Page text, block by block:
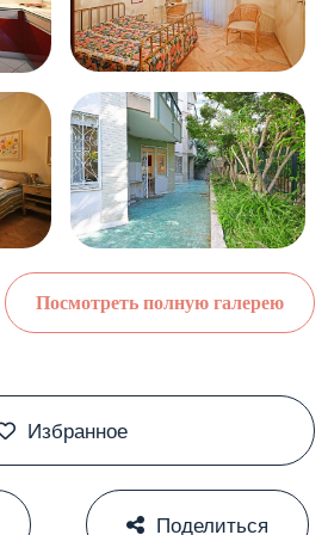
Посмотреть полную галерею
Избранное
Поделиться